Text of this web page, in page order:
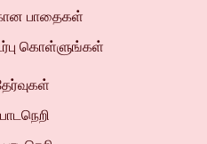
பாதைகள்
கொள்ளுங்கள்